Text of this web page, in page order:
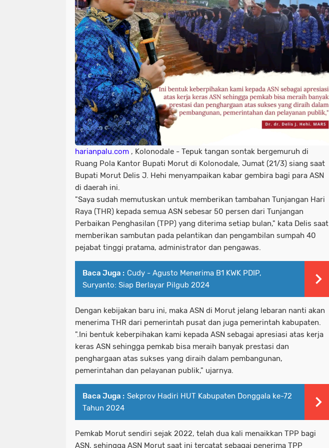
harianpalu.com , Kolonodale - Tepuk tangan sontak bergemuruh di
Ruang Pola Kantor Bupati Morut di Kolonodale, Jumat (21/3) siang saat
Bupati Morut Delis J. Hehi menyampaikan kabar gembira bagi para ASN
di daerah ini.
"Saya sudah memutuskan untuk memberikan tambahan Tunjangan Hari
Raya (THR) kepada semua ASN sebesar 50 persen dari Tunjangan
Perbaikan Penghasilan (TPP) yang diterima setiap bulan," kata Delis saat
memberikan sambutan pada pelantikan dan pengambilan sumpah 40
pejabat tinggi pratama, administrator dan pengawas.
Baca Juga : Cudy - Agusto Menerima B1 KWK PDIP,
Suryanto: Siap Berlayar Pilgub 2024
Dengan kebijakan baru ini, maka ASN di Morut jelang lebaran nanti akan
menerima THR dari pemerintah pusat dan juga pemerintah kabupaten.
".Ini bentuk keberpihakan kami kepada ASN sebagai apresiasi atas kerja
keras ASN sehingga pemkab bisa meraih banyak prestasi dan
penghargaan atas sukses yang diraih dalam pembangunan,
pemerintahan dan pelayanan publik," ujarnya.
Baca Juga : Sekprov Hadiri HUT Kabupaten Donggala ke-72
Tahun 2024
Pemkab Morut sendiri sejak 2022, telah dua kali menaikkan TPP bagi
ASN, sehingga ASN Morut saat ini tercatat sebagai penerima TPP